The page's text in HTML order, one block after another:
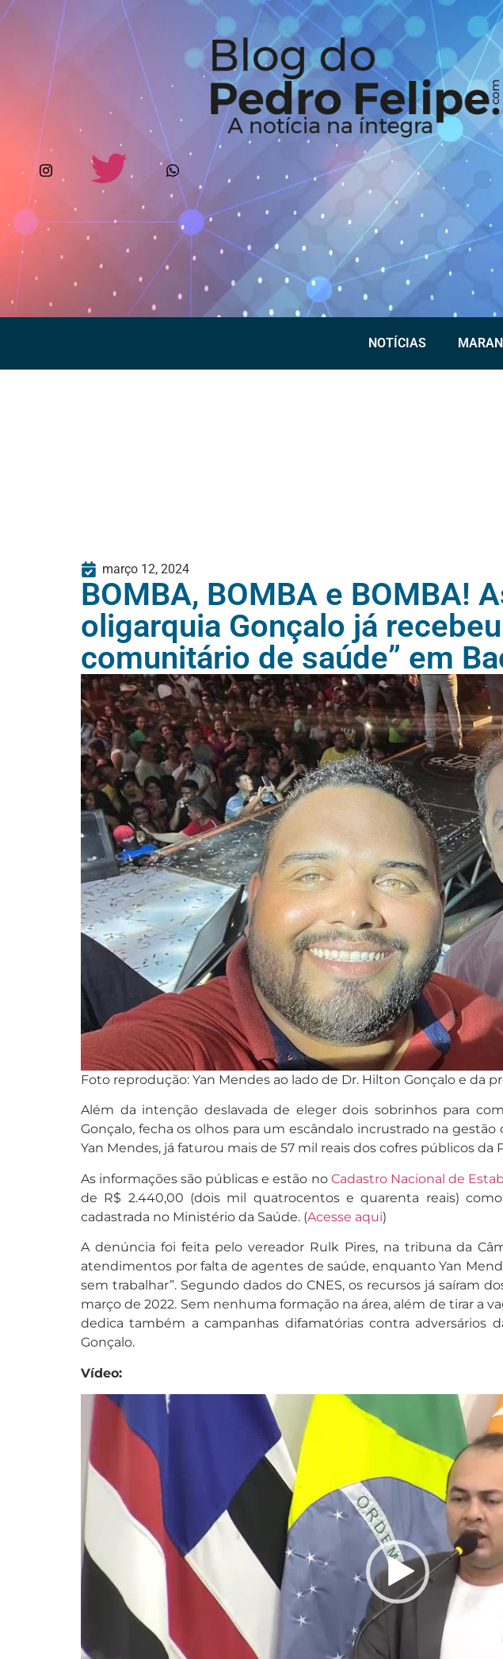
NOTÍCIAS
março 12, 2024
BOMBA, BOMBA e BOMBA!
oligarquia Gonçalo já
comunitário de saúde” em
Foto reprodução: Yan Mendes ao lado de Dr. Hilton Gonçalo e da
Além da intenção deslavada de eleger dois sobrinhos para
Gonçalo, fecha os olhos para um escândalo incrustrado na
Yan Mendes, já faturou mais de 57 mil reais dos cofres públicos
As informações são públicas e estão no Cadastro Nacional de
de R$ 2.440,00 (dois mil quatrocentos e quarenta reais)
cadastrada no Ministério da Saúde. (Acesse aqui)
A denúncia foi feita pelo vereador Rulk Pires, na tribuna da
atendimentos por falta de agentes de saúde, enquanto Yan
sem trabalhar”. Segundo dados do CNES, os recursos já saíram
março de 2022. Sem nenhuma formação na área, além de tirar a
dedica também a campanhas difamatórias contra adversários
Gonçalo.
Vídeo:
Tocador
de
vídeo